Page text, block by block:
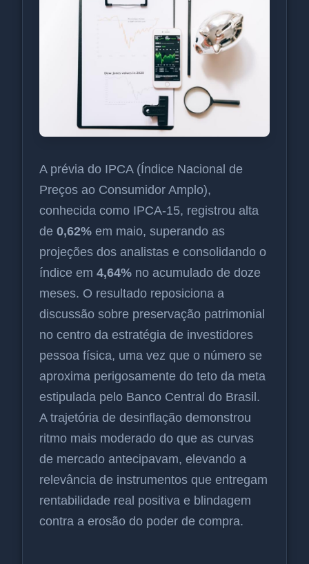
A prévia do IPCA (Índice Nacional de
Preços ao Consumidor Amplo),
conhecida como IPCA-15, registrou alta
de 0,62% em maio, superando as
projeções dos analistas e consolidando o
índice em 4,64% no acumulado de doze
meses. O resultado reposiciona a
discussão sobre preservação patrimonial
no centro da estratégia de investidores
pessoa física, uma vez que o número se
aproxima perigosamente do teto da meta
estipulada pelo Banco Central do Brasil.
A trajetória de desinflação demonstrou
ritmo mais moderado do que as curvas
de mercado antecipavam, elevando a
relevância de instrumentos que entregam
rentabilidade real positiva e blindagem
contra a erosão do poder de compra.